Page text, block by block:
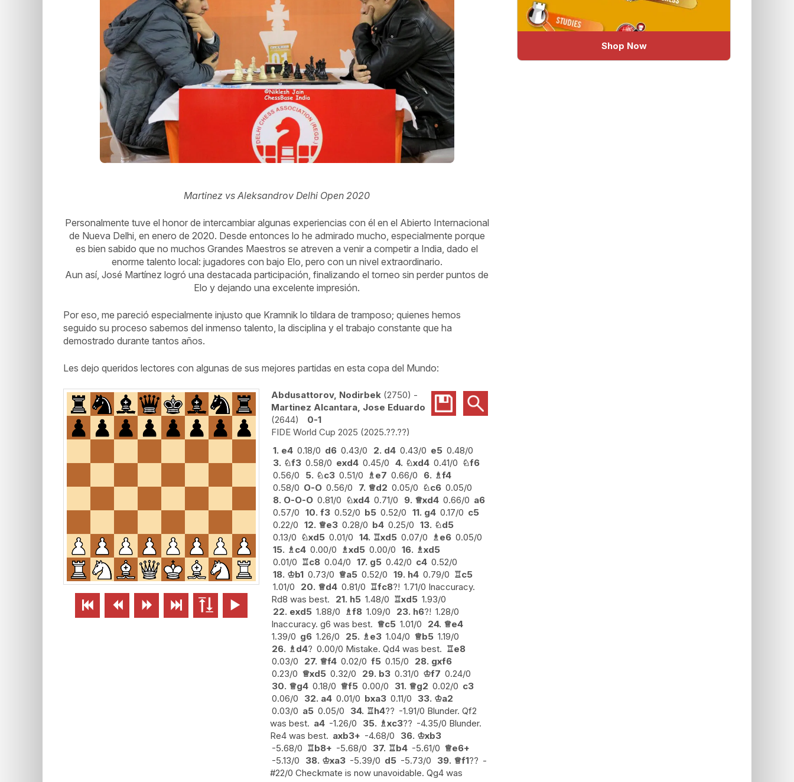
Martinez vs Aleksandrov Delhi Open 2020
Personalmente tuve el honor de intercambiar algunas experiencias con él en el Abierto Internacional
de Nueva Delhi, en enero de 2020. Desde entonces lo he admirado mucho, especialmente porque
es bien sabido que no muchos Grandes Maestros se atreven a venir a competir a India, dado el
enorme talento local: jugadores con bajo Elo, pero con un nivel extraordinario.
Aun así, José Martínez logró una destacada participación, finalizando el torneo sin perder puntos de
Elo y dejando una excelente impresión.
Por eso, me pareció especialmente injusto que Kramnik lo tildara de tramposo; quienes hemos
seguido su proceso sabemos del inmenso talento, la disciplina y el trabajo constante que ha
demostrado durante tantos años.
Les dejo queridos lectores con algunas de sus mejores partidas en esta copa del Mundo:
     
Abdusattorov, Nodirbek 2750
-
Martinez Alcantara, Jose Eduardo
2644
0-1
FIDE World Cup 2025 2025.??.??
1. e4 0.18/0 d6 0.43/0 2. d4 0.43/0 e5 0.48/0
3. ♘f3 0.58/0 exd4 0.45/0 4. ♘xd4 0.41/0 ♘f6
0.56/0
5. ♘c3 0.51/0 ♗e7 0.66/0 6. ♗f4
0.58/0 O-O 0.56/0 7. ♕d2 0.05/0 ♘c6 0.05/0
8. O-O-O 0.81/0 ♘xd4 0.71/0 9. ♕xd4 0.66/0 a6
0.57/0 10. f3 0.52/0 b5 0.52/0 11. g4 0.17/0 c5
0.22/0 12. ♕e3 0.28/0 b4 0.25/0 13. ♘d5
0.13/0 ♘xd5 0.01/0 14. ♖xd5 0.07/0 ♗e6 0.05/0
15. ♗c4 0.00/0 ♗xd5 0.00/0 16. ♗xd5
0.01/0 ♖c8 0.04/0 17. g5 0.42/0 c4 0.52/0
18. ♔b1 0.73/0 ♕a5 0.52/0 19. h4 0.79/0 ♖c5
1.01/0
20. ♕d4 0.81/0 ♖fc8?! 1.71/0 Inaccuracy.
Rd8 was best.
21. h5 1.48/0 ♖xd5 1.93/0
22. exd5 1.88/0 ♗f8 1.09/0 23. h6?! 1.28/0
Inaccuracy. g6 was best. ♕c5 1.01/0 24. ♕e4
1.39/0 g6 1.26/0 25. ♗e3 1.04/0 ♕b5 1.19/0
26. ♗d4? 0.00/0 Mistake. Qd4 was best. ♖e8
0.03/0
27. ♕f4 0.02/0 f5 0.15/0 28. gxf6
0.23/0 ♕xd5 0.32/0 29. b3 0.31/0 ♔f7 0.24/0
30. ♕g4 0.18/0 ♕f5 0.00/0 31. ♕g2 0.02/0 c3
0.06/0
32. a4 0.01/0 bxa3 0.11/0 33. ♔a2
0.03/0 a5 0.05/0 34. ♖h4?? -1.91/0 Blunder. Qf2
was best. a4 -1.26/0 35. ♗xc3?? -4.35/0 Blunder.
Re4 was best. axb3+ -4.68/0 36. ♔xb3
-5.68/0 ♖b8+ -5.68/0 37. ♖b4 -5.61/0 ♕e6+
-5.13/0
38. ♔xa3 -5.39/0 d5 -5.73/0 39. ♕f1?? -
#22/0 Checkmate is now unavoidable. Qg4 was
Shop Now